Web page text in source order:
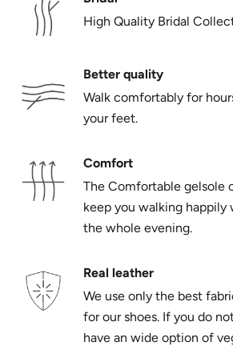
High Quality Bridal
Better quality
Walk comfortably for
your feet.
Comfort
The Comfortable gelsole
keep you walking happily
the whole evening.
Real leather
We use only the best
for our shoes. If you do
have an wide option of